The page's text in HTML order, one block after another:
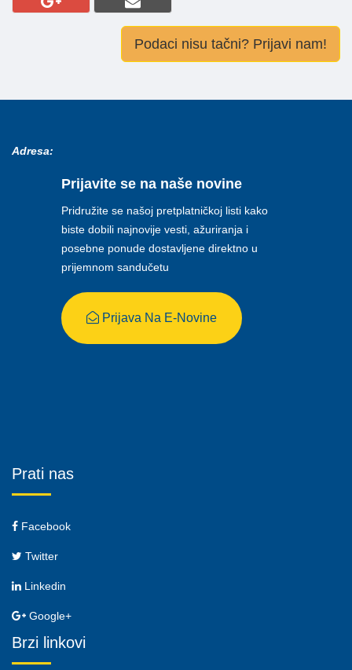
Podaci nisu tačni? Prijavi nam!
Adresa:
Prijavite se na naše novine
Pridružite se našoj pretplatničkoj listi kako
biste dobili najnovije vesti, ažuriranja i
posebne ponude dostavljene direktno u
prijemnom sandučetu
Prijava Na E-Novine
Prati nas
Facebook
Twitter
Linkedin
Google+
Brzi linkovi